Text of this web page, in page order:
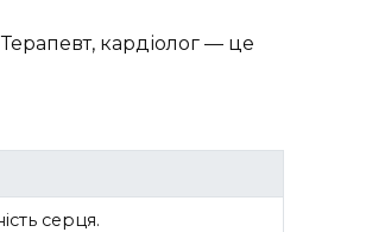
кардіолог — це
серця.